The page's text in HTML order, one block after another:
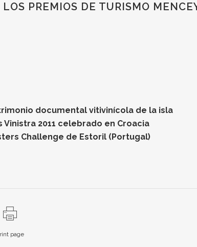
PREMIOS DE TURISMO
documental vitivinícola de la isla
Vinistra 2011 celebrado en Croacia
Challenge de Estoril (Portugal)
page